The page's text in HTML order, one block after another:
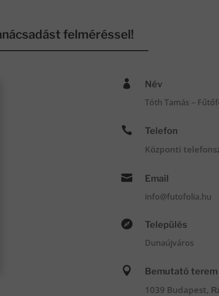
felméréssel!
 Név
Tóth Tamás –
 Telefon
Központi
 Email
info@futofolia.hu
 Település
Dunaújváros
 Bemutató terem
1039 Budapest,